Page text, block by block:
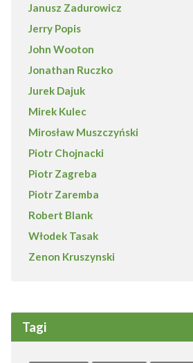
Janusz Zadurowicz
Jerry Popis
John Wooton
Jonathan Ruczko
Jurek Dajuk
Mirek Kulec
Mirosław Muszczyński
Piotr Chojnacki
Piotr Zagreba
Piotr Zaremba
Robert Blank
Włodek Tasak
Zenon Kruszynski
Tagi